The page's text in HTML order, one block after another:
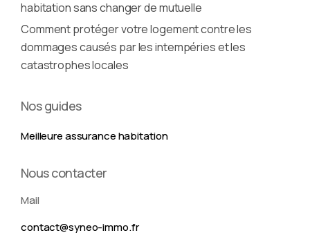
habitation sans changer de mutuelle
Comment protéger votre logement contre les
dommages causés par les intempéries et les
catastrophes locales
Nos guides
Meilleure assurance habitation
Nous contacter
Mail
contact@syneo-immo.fr